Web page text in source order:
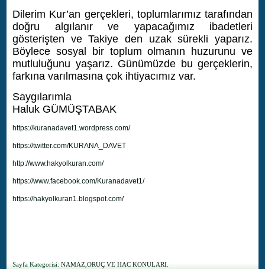
Dilerim Kur’an gerçekleri, toplumlarımız tarafından
doğru algılanır ve yapacağımız ibadetleri
gösterişten ve Takiye den uzak sürekli yaparız.
Böylece sosyal bir toplum olmanın huzurunu ve
mutluluğunu yaşarız. Günümüzde bu gerçeklerin,
farkına varılmasına çok ihtiyacımız var.
Saygılarımla
Haluk GÜMÜŞTABAK
https://kuranadavet1.wordpress.com/
https://twitter.com/KURANA_DAVET
http://www.hakyolkuran.com/
https://www.facebook.com/Kuranadavet1/
https://hakyolkuran1.blogspot.com/
Sayfa Kategorisi: NAMAZ,ORUÇ VE HAC KONULARI.